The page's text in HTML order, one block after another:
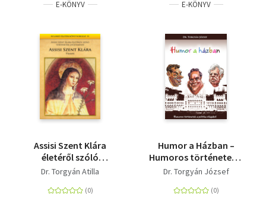
E-KÖNYV
Assisi Szent Klára
életéről szóló
történetek
Dr. Torgyán Atilla
E-KÖNYV
Humor a Házban –
Humoros történetek a
politika világából
Dr. Torgyán József